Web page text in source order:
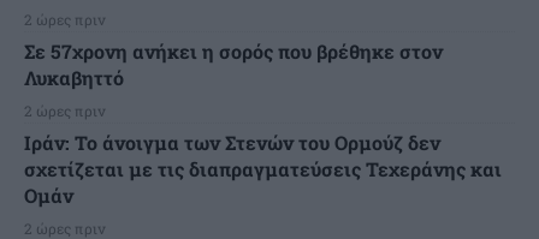
2 ώρες πριν
Σε 57χρονη ανήκει η σορός που βρέθηκε στον
Λυκαβηττό
2 ώρες πριν
Ιράν: Το άνοιγμα των Στενών του Ορμούζ δεν
σχετίζεται με τις διαπραγματεύσεις Τεχεράνης και
Ομάν
2 ώρες πριν